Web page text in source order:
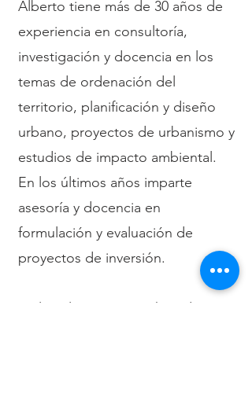
Alberto tiene más de 30 años de
experiencia en consultoría,
investigación y docencia en los
temas de ordenación del
territorio, planificación y diseño
urbano, proyectos de urbanismo y
estudios de impacto ambiental.
En los últimos años imparte
asesoría y docencia en
formulación y evaluación de
proyectos de inversión.
En los últimos 7 años ha sido